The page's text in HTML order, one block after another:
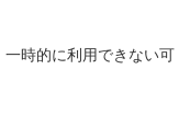
時的に利用できない可